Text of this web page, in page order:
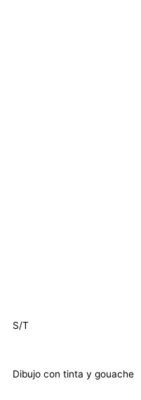
S/T
Dibujo con tinta y gouache